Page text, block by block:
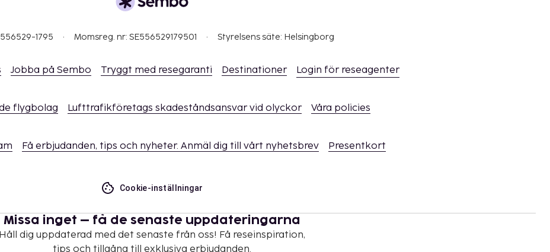
1795 Momsreg. nr: SE556529179501 Styrelsens säte: Helsingborg
Jobba på Sembo Tryggt med resegaranti Destinationer Login för reseagenter
flygbolag Lufttrafikföretags skadeståndsansvar vid olyckor Våra policies
Få erbjudanden, tips och nyheter. Anmäl dig till vårt nyhetsbrev Presentkort
Cookie-inställningar
Missa inget – få de senaste uppdateringarna
Håll dig uppdaterad med det senaste från oss! Få reseinspiration,
tips och tillgång till exklusiva erbjudanden.